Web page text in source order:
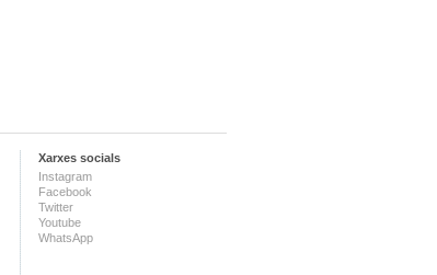
Xarxes socials
Instagram
Facebook
Twitter
Youtube
WhatsApp